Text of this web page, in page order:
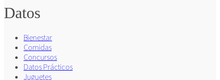
Datos
Bienestar
Comidas
Concursos
Datos Prácticos
Juguetes